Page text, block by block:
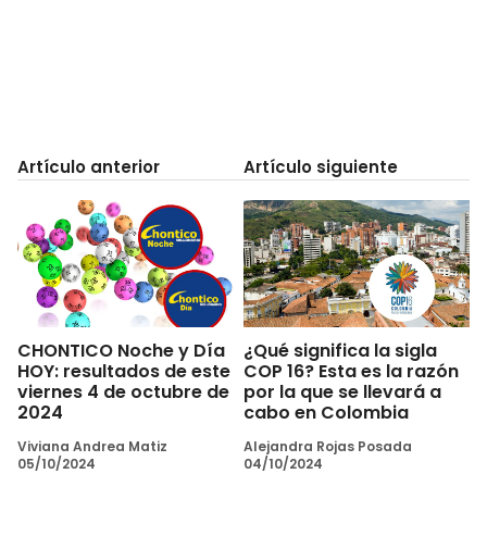
Artículo anterior
CHONTICO Noche y Día
HOY: resultados de este
viernes 4 de octubre de
2024
Viviana Andrea Matiz
05/10/2024
Artículo siguiente
¿Qué significa la sigla
COP 16? Esta es la razón
por la que se llevará a
cabo en Colombia
Alejandra Rojas Posada
04/10/2024